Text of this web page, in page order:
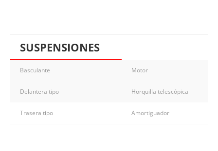
SUSPENSIONES
Basculante Motor
Delantera tipo Horquilla telescópica
Trasera tipo Amortiguador